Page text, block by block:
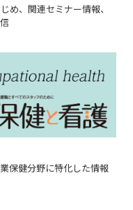
め、関連セミナー情報、
保健分野に特化した情報